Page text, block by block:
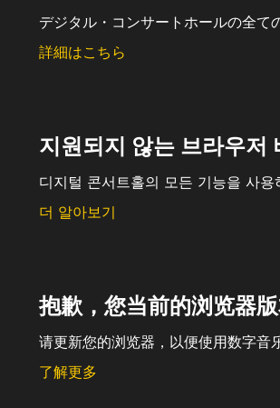
デジタル・コンサートホールの全て
詳細はこちら
지원되지 않는 브라우저
디지털 콘서트홀의 모든 기능을 사
더 알아보기
抱歉，您当前的浏览器
请更新您的浏览器，以便使用数字音
了解更多